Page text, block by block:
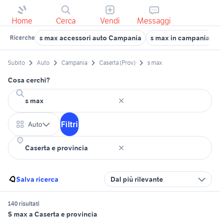
Home Cerca Vendi Messaggi
Ricerche s max accessori auto Campania s max in campania
Subito Auto Campania Caserta (Prov) s max
Cosa cerchi?
Auto Filtri
Salva ricerca Dal più rilevante
140 risultati
S max a Caserta e provincia